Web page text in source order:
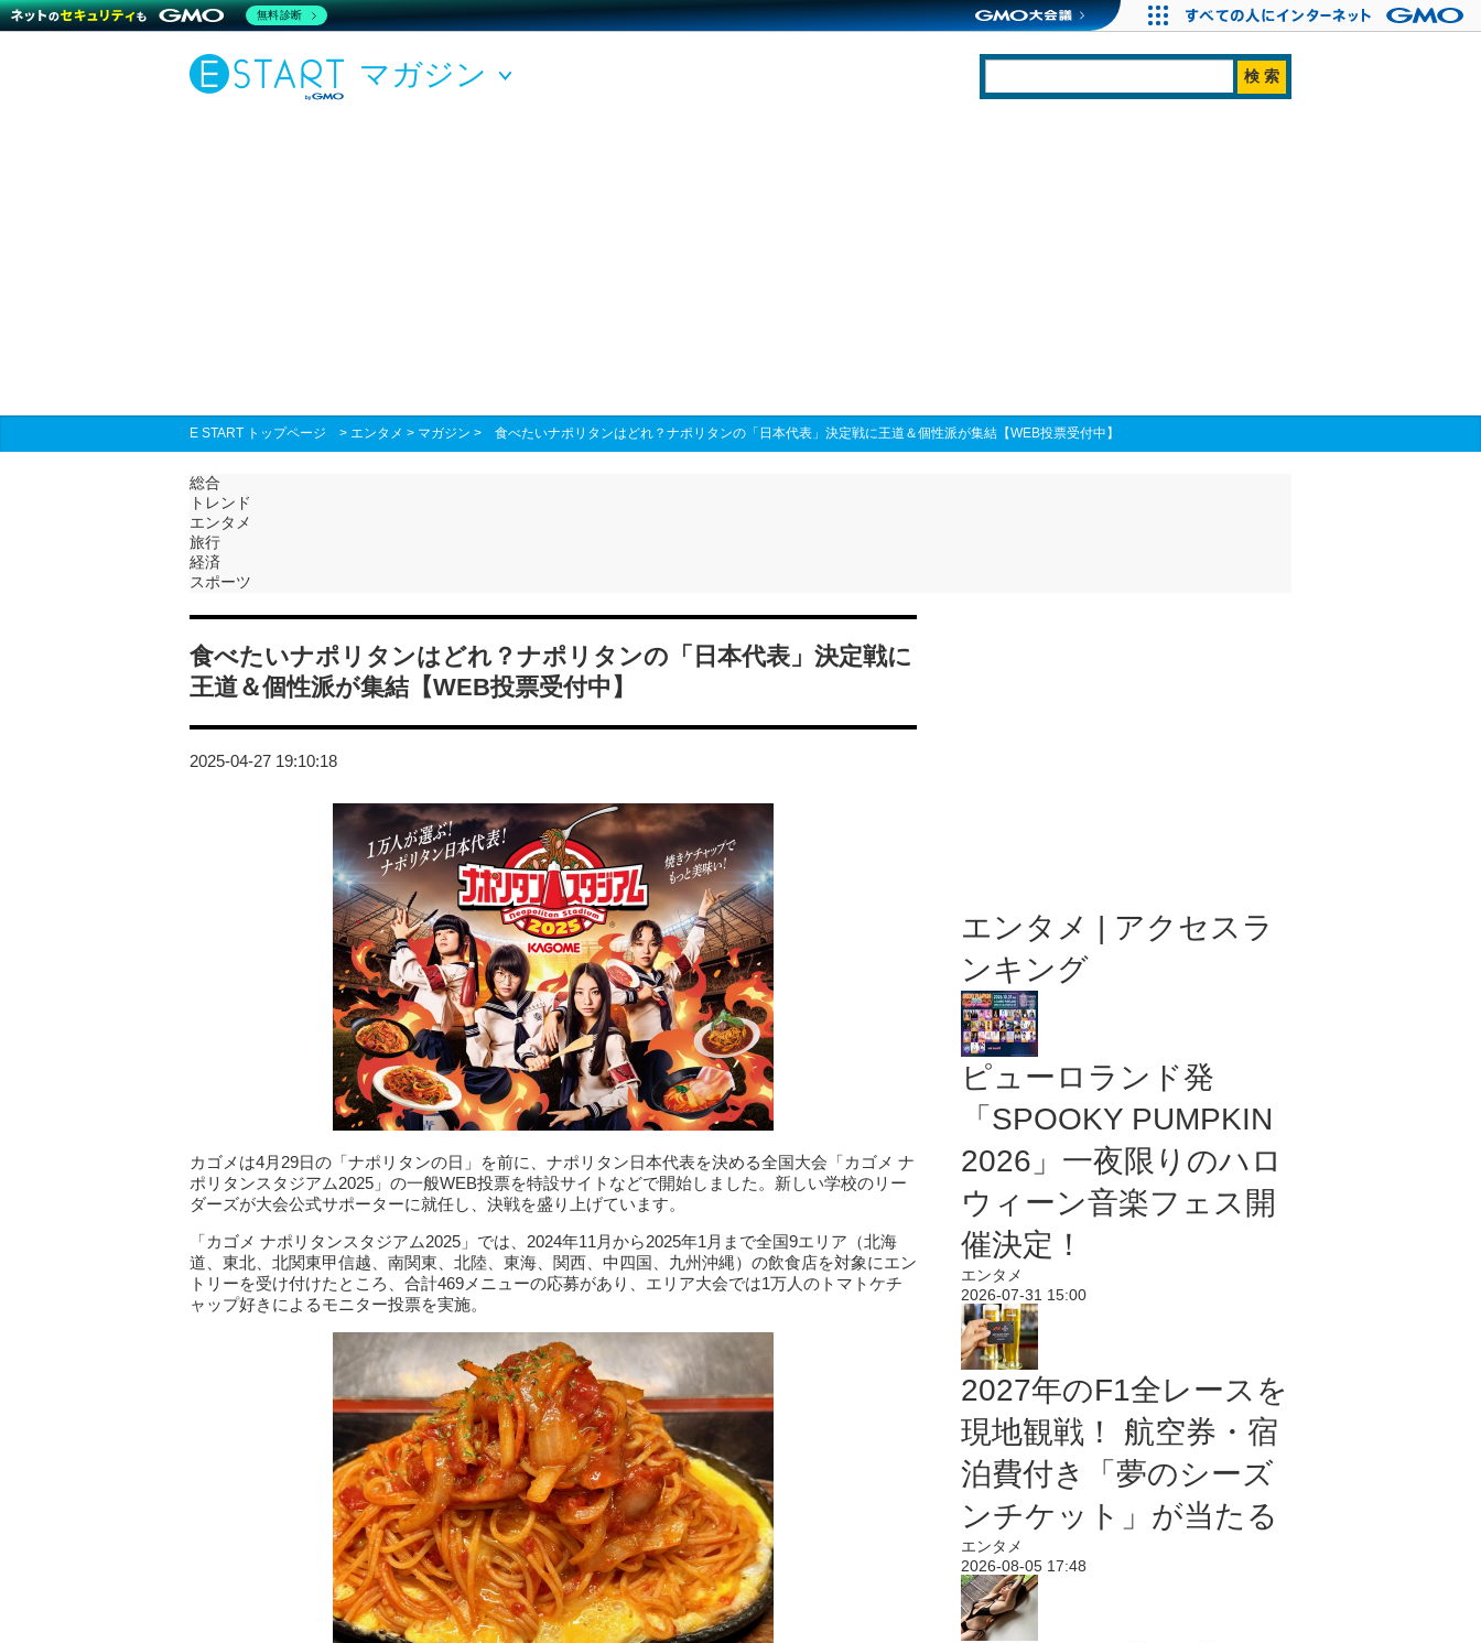
マガジン
E START トップページ > エンタメ > マガジン > 食べたいナポリタンはどれ？ナポリタンの「日本代表」決定戦に王道＆個性派が集結【WEB投票受付中】
総合
トレンド
エンタメ
旅行
経済
スポーツ
食べたいナポリタンはどれ？ナポリタンの「日本代表」決定戦に
王道＆個性派が集結【WEB投票受付中】
2025-04-27 19:10:18
カゴメは4月29日の「ナポリタンの日」を前に、ナポリタン日本代表を決める全国大会「カゴメ ナ
ポリタンスタジアム2025」の一般WEB投票を特設サイトなどで開始しました。新しい学校のリー
ダーズが大会公式サポーターに就任し、決戦を盛り上げています。
「カゴメ ナポリタンスタジアム2025」では、2024年11月から2025年1月まで全国9エリア（北海
道、東北、北関東甲信越、南関東、北陸、東海、関西、中四国、九州沖縄）の飲食店を対象にエン
トリーを受け付けたところ、合計469メニューの応募があり、エリア大会では1万人のトマトケチ
ャップ好きによるモニター投票を実施。
エンタメ | アクセスラ
ンキング
ピューロランド発
「SPOOKY PUMPKIN
2026」一夜限りのハロ
ウィーン音楽フェス開
催決定！
エンタメ
2026-07-31 15:00
2027年のF1全レースを
現地観戦！ 航空券・宿
泊費付き「夢のシーズ
ンチケット」が当たる
エンタメ
2026-08-05 17:48
無料診断